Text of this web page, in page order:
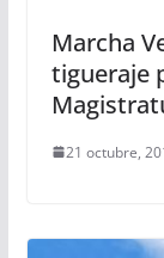
Marcha
tigueraje
21 octubre,